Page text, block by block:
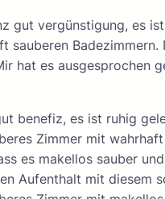
gut vergünstigung, es
sauberen
hat es ausgesprochen
benefiz, es ist ruhig
Zimmer mit
es makellos sauber
Aufenthalt mit diesem